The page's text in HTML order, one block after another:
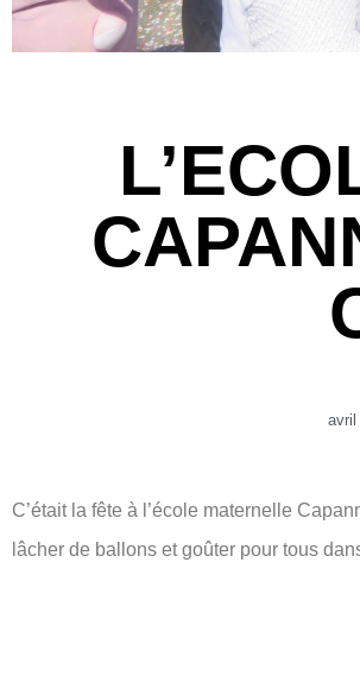
avril
C’était la fête à l’école maternelle
lâcher de ballons et goûter pour tous